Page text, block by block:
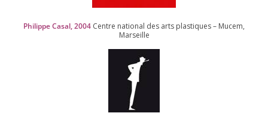
Philippe Casal,2004 Centre natio­nal des arts plas­tiques – Mucem,
Marseille